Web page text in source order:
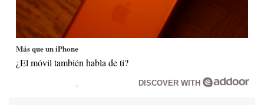
Más que un iPhone
¿El móvil también habla de ti?
DISCOVER WITH